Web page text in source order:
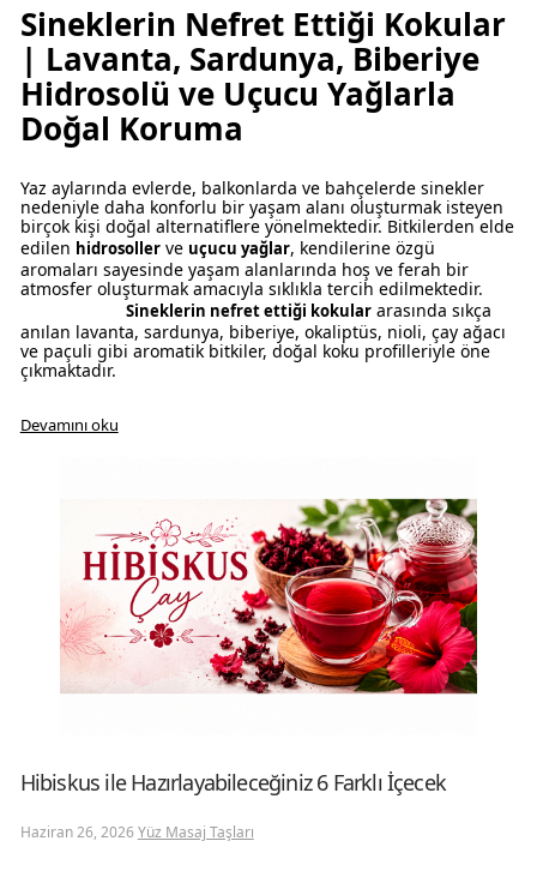
Sineklerin Nefret Ettiği Kokular
| Lavanta, Sardunya, Biberiye
Hidrosolü ve Uçucu Yağlarla
Doğal Koruma
Yaz aylarında evlerde, balkonlarda ve bahçelerde sinekler
nedeniyle daha konforlu bir yaşam alanı oluşturmak isteyen
birçok kişi doğal alternatiflere yönelmektedir. Bitkilerden elde
edilen hidrosollerve uçucu yağlar, kendilerine özgü
aromaları sayesinde yaşam alanlarında hoş ve ferah bir
atmosfer oluşturmak amacıyla sıklıkla tercih edilmektedir.
Sineklerin nefret ettiği kokulararasında sıkça
anılan lavanta, sardunya, biberiye, okaliptüs, nioli, çay ağacı
ve paçuli gibi aromatik bitkiler, doğal koku profilleriyle öne
çıkmaktadır.
Devamını oku
Hibiskus ile Hazırlayabileceğiniz 6 Farklı İçecek
Haziran 26, 2026Yüz Masaj Taşları